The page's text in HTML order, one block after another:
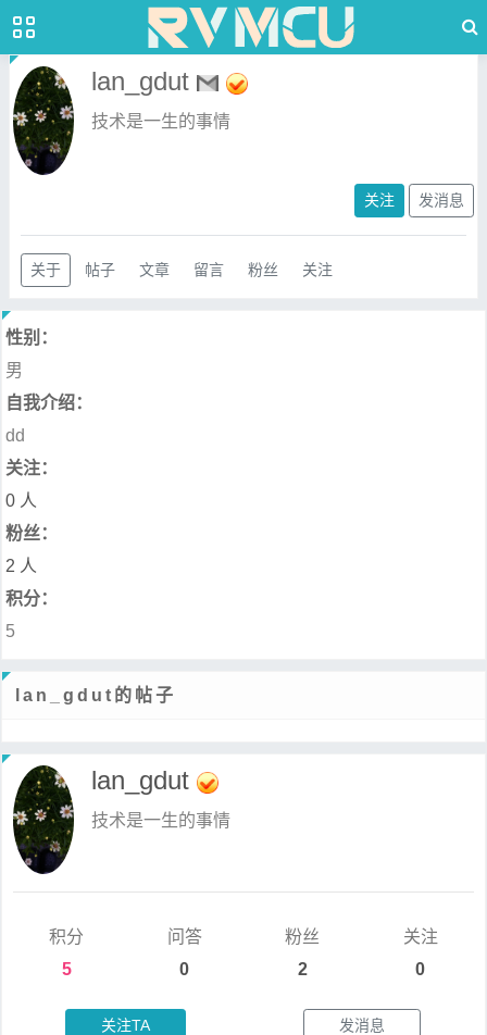
lan_gdut
技术是一生的事情
关注 发消息
关于 帖子 文章 留言 粉丝 关注
性别：
男
自我介绍：
dd
关注：
0 人
粉丝：
2 人
积分：
5
lan_gdut的帖子
lan_gdut
技术是一生的事情
积分
5
问答
0
粉丝
2
关注
0
关注TA 发消息